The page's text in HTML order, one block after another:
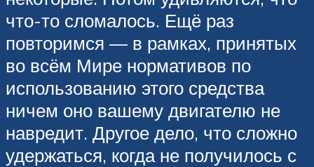
что-то сломалось. Ещё раз
повторимся — в рамках, принятых
во всём Мире нормативов по
использованию этого средства
ничем оно вашему двигателю не
навредит. Другое дело, что сложно
удержаться, когда не получилось с